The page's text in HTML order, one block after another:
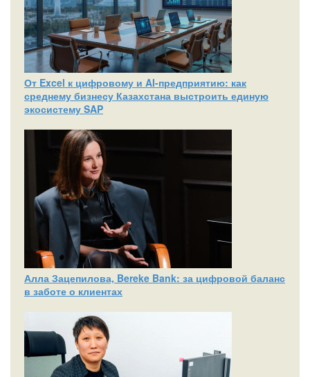
От Excel к цифровому и AI‑предприятию: как
среднему бизнесу Казахстана выстроить единую
экосистему SAP
Алла Зацепилова, Bereke Bank: за цифровой баланс
в заботе о клиентах